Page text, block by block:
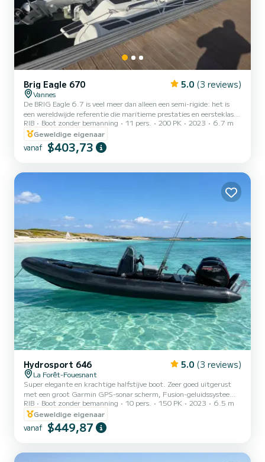
Brig Eagle 670 5.0 (3 reviews)
Vannes
De BRIG Eagle 6.7 is veel meer dan alleen een semi-rigide: het is
een wereldwijde referentie die maritieme prestaties en eersteklas
comfort combineert. Ontworpen om verschillende
omstandigheden aan te kunnen terwijl het uitstekende stabiliteit
biedt, is het de favoriete eenheid van onze vloot voor gezinnen en
iedereen die op zoek is naar een zekere standing. De 200 pk motor
watersporten. ù Waarom kiezen voor de BRIG Eagle 6.7? Superi...
RIB Boot zonder bemanning 11 pers. 200 PK 2023
6.7 m
Geweldige eigenaar
vanaf $403,73
Hydrosport 646 5.0 (3 reviews)
La Forêt-Fouesnant
Super elegante en krachtige halfstijve boot. Zeer goed uitgerust
met een groot Garmin GPS-sonar scherm, Fusion-geluidssysteem
en een zonnedek. Ideaal om de dag door te brengen bij de Glénan-
eilanden vertrekkende vanuit Port-La-Forêt
RIB Boot zonder bemanning 10 pers. 150 PK 2023
6.5 m
Geweldige eigenaar
vanaf $449,87